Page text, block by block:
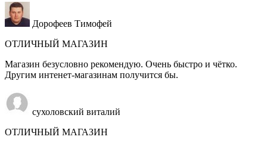
Дорофеев Тимофей
ОТЛИЧНЫЙ МАГАЗИН
Магазин безусловно рекомендую. Очень быстро и чётко.
Другим интенет-магазинам получится бы.
сухоловский виталий
ОТЛИЧНЫЙ МАГАЗИН